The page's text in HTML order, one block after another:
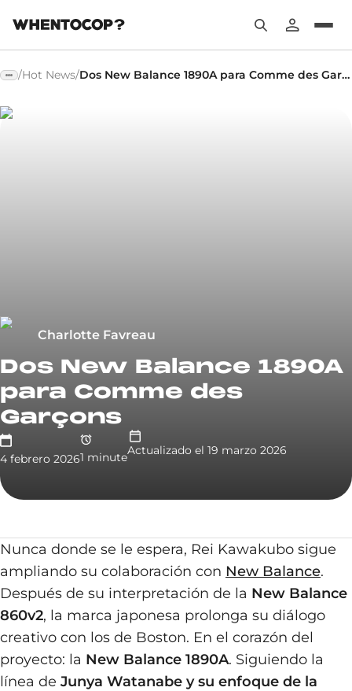
/Hot News/ Dos New Balance 1890A para Comme des Garçons
Charlotte Favreau
Dos New Balance 1890A
para Comme des
Garçons
4 febrero 20261 minuteActualizado el 19 marzo 2026
Nunca donde se le espera, Rei Kawakubo sigue
ampliando su colaboración con New Balance.
Después de su interpretación de la New Balance
860v2, la marca japonesa prolonga su diálogo
creativo con los de Boston. En el corazón del
proyecto: la New Balance 1890A. Siguiendo la
línea de Junya Watanabe y su enfoque de la